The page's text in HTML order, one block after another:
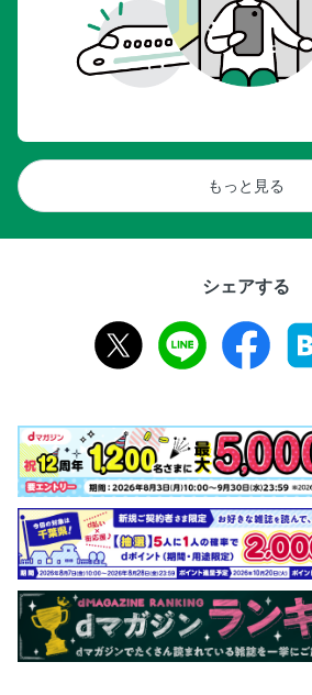
カオサン
スクンビット
日帰りできる街はココ！
アユタヤ
アユタヤ／見逃せない中洲の遺跡群
パタヤ／イチ押し！フォトジェニッ
パタヤからさらにひと足のばして／
ビティー
カンチャナブリ
ホアヒン
観光列車で日帰り旅行
ホテル
ラグジュアリー／憧れのラグジュアリ
個性派／個性派ホテルにステイ！
リスト／バンコクのホテルを検索！
もっと見る
シェアする